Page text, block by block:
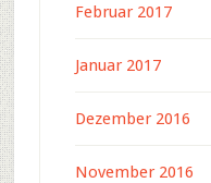
Februar 2017
Januar 2017
Dezember 2016
November 2016